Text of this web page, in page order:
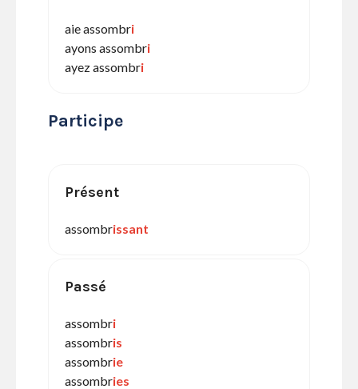
aie assombri
ayons assombri
ayez assombri
Participe
Présent
assombrissant
Passé
assombri
assombris
assombrie
assombries